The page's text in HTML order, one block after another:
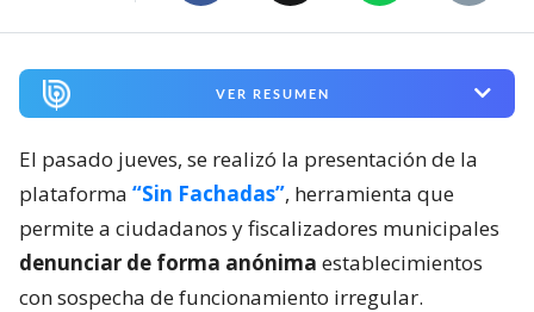
VER RESUMEN
El pasado jueves, se realizó la presentación de la
plataforma “Sin Fachadas”, herramienta que
permite a ciudadanos y fiscalizadores municipales
denunciar de forma anónima establecimientos
con sospecha de funcionamiento irregular.